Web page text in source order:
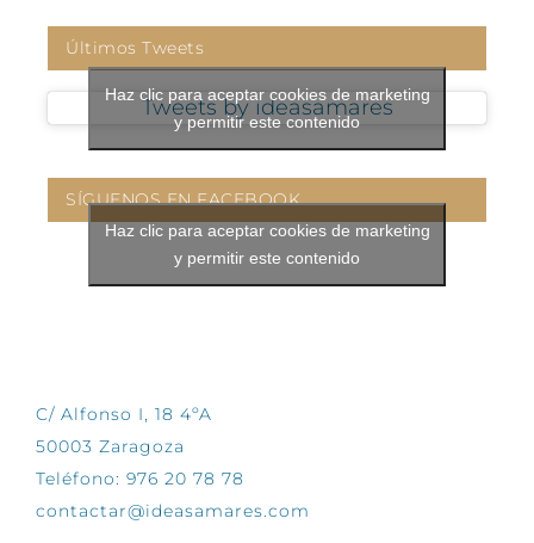
Últimos Tweets
Tweets by ideasamares
Haz clic para aceptar cookies de marketing
y permitir este contenido
SÍGUENOS EN FACEBOOK
Haz clic para aceptar cookies de marketing
y permitir este contenido
C/ Alfonso I, 18 4ºA
50003 Zaragoza
Teléfono: 976 20 78 78
contactar@ideasamares.com